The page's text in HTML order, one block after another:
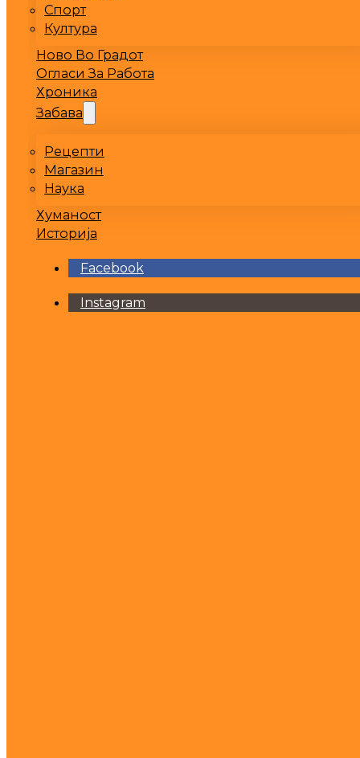
Спорт
Култура
Ново Во Градот
Огласи За Работа
Хроника
Забава
Рецепти
Магазин
Наука
Хуманост
Историја
Facebook
Instagram